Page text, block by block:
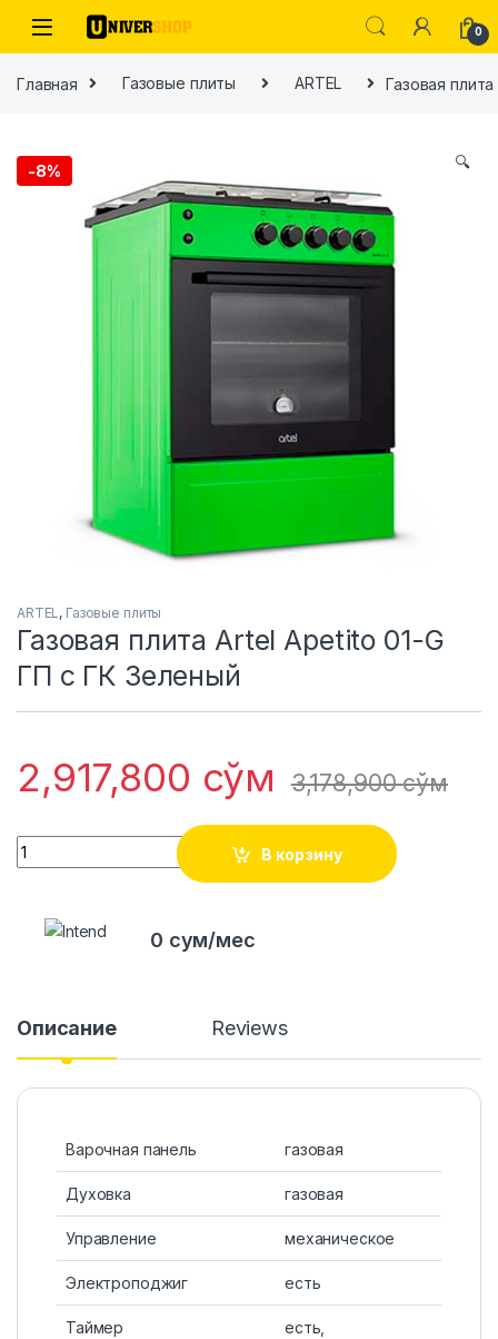
Skip to navigation
Skip to content
0
Главная Газовые плиты ARTEL Газовая
-8% 🔍
ARTEL, Газовые плиты
Газовая плита Artel Apetito 01-G
ГП c ГК Зеленый
2,917,800 сўм 3,178,900сўм
Quantity
В корзину
0 сум/мес
Описание Reviews
Варочная панель газовая
Духовка газовая
Управление механическое
Электроподжиг есть
Таймер
есть,